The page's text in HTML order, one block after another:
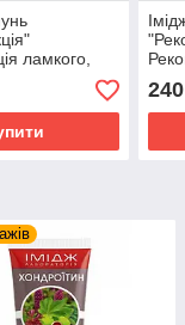
ламкого,
та
волосся з
240